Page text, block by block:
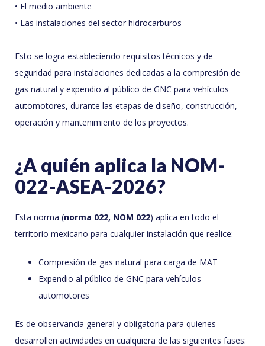
• El medio ambiente
• Las instalaciones del sector hidrocarburos
Esto se logra estableciendo requisitos técnicos y de
seguridad para instalaciones dedicadas a la compresión de
gas natural y expendio al público de GNC para vehículos
automotores, durante las etapas de diseño, construcción,
operación y mantenimiento de los proyectos.
¿A quién aplica la NOM-
022-ASEA-2026?
Esta norma (norma 022, NOM 022) aplica en todo el
territorio mexicano para cualquier instalación que realice:
Compresión de gas natural para carga de MAT
Expendio al público de GNC para vehículos
automotores
Es de observancia general y obligatoria para quienes
desarrollen actividades en cualquiera de las siguientes fases: